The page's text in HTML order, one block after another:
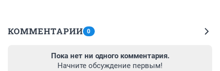
КОММЕНТАРИИ 0
Пока нет ни одного комментария.
Начните обсуждение первым!